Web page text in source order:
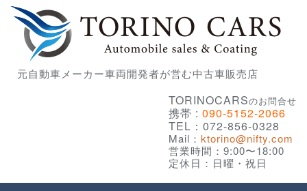
元自動車メーカー車両開発者が営む中古車販売店
TORINOCARSのお問合せ
携帯 : 090-5152-2066
TEL：072-856-0328
Mail： ktorino@nifty.com
営業時間：9:00〜18:00
定休日：日曜・祝日